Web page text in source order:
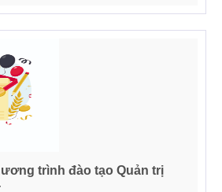
trình đào tạo Quản trị